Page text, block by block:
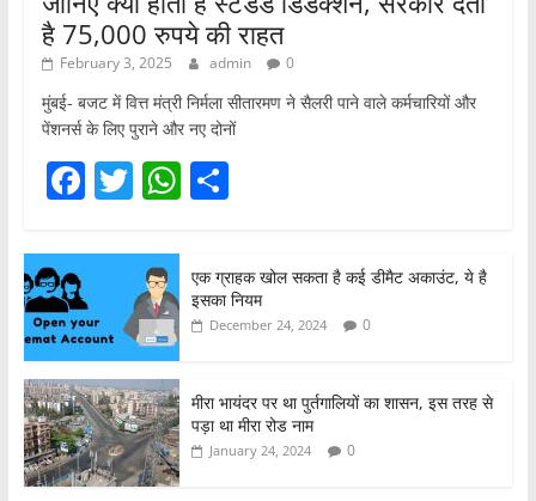
है 75,000 रुपये की राहत
February 3, 2025 admin 0
मुंबई- बजट में वित्त मंत्री निर्मला सीतारमण ने सैलरी पाने वाले कर्मचारियों और
पेंशनर्स के लिए पुराने और नए दोनों
F
c
e
b
o
o
k
T
itt
er
W
s
A
p
S
e
एक ग्राहक खोल सकता है कई डीमैट अकाउंट, ये है
इसका नियम
December 24, 2024 0
मीरा भायंदर पर था पुर्तगालियों का शासन, इस तरह से
पड़ा था मीरा रोड नाम
January 24, 2024 0